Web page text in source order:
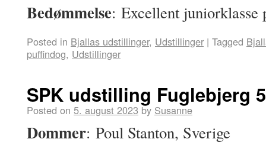
Bedømmelse: Excellent juniorklasse
Posted in Bjallas udstillinger, Udstillinger | Tagged
puffindog, Udstillinger
SPK udstilling Fuglebjerg
Posted on 5. august 2023 by Susanne
Dommer: Poul Stanton, Sverige